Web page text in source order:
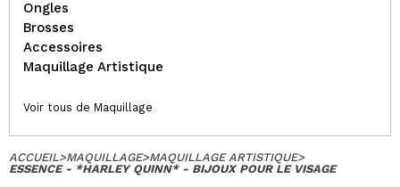
Ongles
Brosses
Accessoires
Maquillage Artistique
Voir tous de Maquillage
ACCUEIL>MAQUILLAGE>MAQUILLAGE ARTISTIQUE>
ESSENCE - *HARLEY QUINN* - BIJOUX POUR LE VISAGE